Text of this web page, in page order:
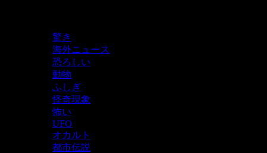
驚き
海外ニュース
恐ろしい
動物
ふしぎ
怪奇現象
怖い
UFO
オカルト
都市伝説